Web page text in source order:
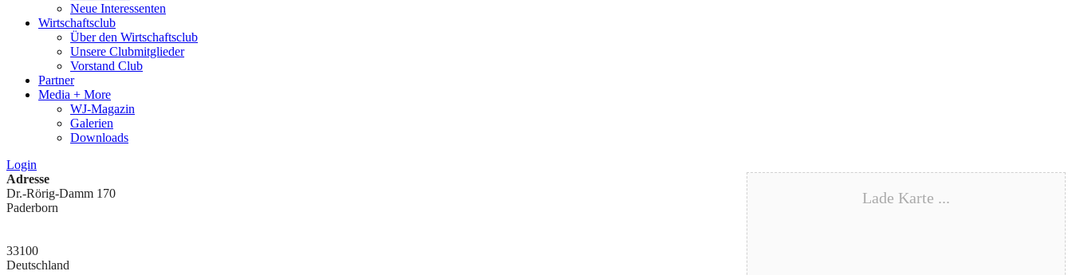
Neue Interessenten
Wirtschaftsclub
Über den Wirtschaftsclub
Unsere Clubmitglieder
Vorstand Club
Partner
Media + More
WJ-Magazin
Galerien
Downloads
Login
Lade Karte ...
Adresse
Dr.-Rörig-Damm 170
Paderborn
33100
Deutschland